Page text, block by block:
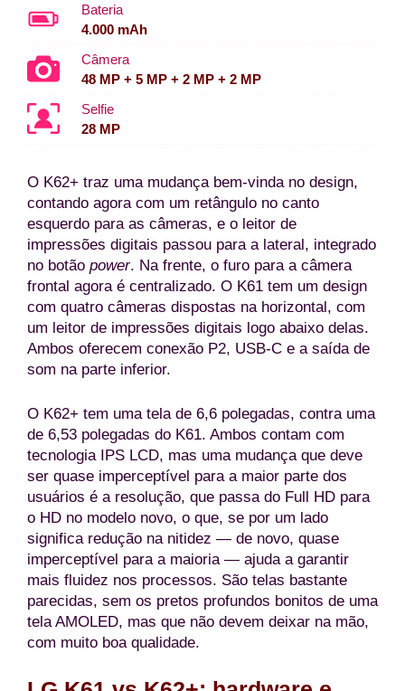
Bateria
4.000 mAh
Câmera
48 MP + 5 MP + 2 MP + 2 MP
Selfie
28 MP
O K62+ traz uma mudança bem-vinda no design,
contando agora com um retângulo no canto
esquerdo para as câmeras, e o leitor de
impressões digitais passou para a lateral, integrado
no botão power. Na frente, o furo para a câmera
frontal agora é centralizado. O K61 tem um design
com quatro câmeras dispostas na horizontal, com
um leitor de impressões digitais logo abaixo delas.
Ambos oferecem conexão P2, USB-C e a saída de
som na parte inferior.
O K62+ tem uma tela de 6,6 polegadas, contra uma
de 6,53 polegadas do K61. Ambos contam com
tecnologia IPS LCD, mas uma mudança que deve
ser quase imperceptível para a maior parte dos
usuários é a resolução, que passa do Full HD para
o HD no modelo novo, o que, se por um lado
significa redução na nitidez — de novo, quase
imperceptível para a maioria — ajuda a garantir
mais fluidez nos processos. São telas bastante
parecidas, sem os pretos profundos bonitos de uma
tela AMOLED, mas que não devem deixar na mão,
com muito boa qualidade.